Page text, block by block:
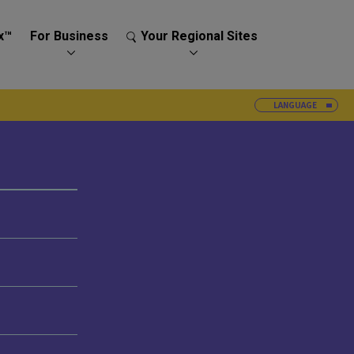
For Business Your Regional Sites
LANGUAGE